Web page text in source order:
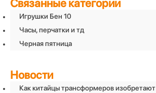
Связанные категории
Игрушки Бен 10
Часы, перчатки и тд
Черная пятница
Новости
Как китайцы трансформеров изобретают